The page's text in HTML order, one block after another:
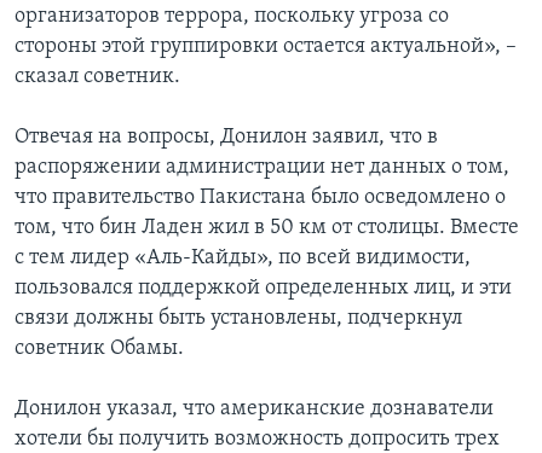
организаторов террора, поскольку угроза со
стороны этой группировки остается актуальной», –
сказал советник.
Отвечая на вопросы, Донилон заявил, что в
распоряжении администрации нет данных о том,
что правительство Пакистана было осведомлено о
том, что бин Ладен жил в 50 км от столицы. Вместе
с тем лидер «Аль-Кайды», по всей видимости,
пользовался поддержкой определенных лиц, и эти
связи должны быть установлены, подчеркнул
советник Обамы.
Донилон указал, что американские дознаватели
хотели бы получить возможность допросить трех